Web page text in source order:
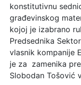
konstitutivnu
građevinskog
kojoj je izabrano
Predsednika
vlasnik kompanije
je za zamenika
Slobodan Tošović